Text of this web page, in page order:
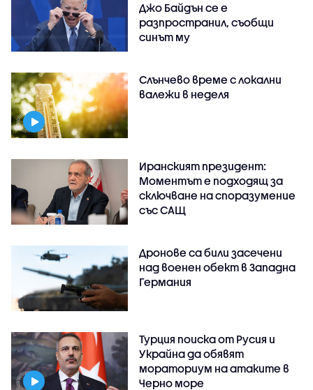
Джо Байдън се е
разпространил, съобщи
синът му
Слънчево време с локални
валежи в неделя
Иранският президент:
Моментът е подходящ за
сключване на споразумение
със САЩ
Дронове са били засечени
над военен обект в Западна
Германия
Турция поиска от Русия и
Украйна да обявят
мораториум на атаките в
Черно море